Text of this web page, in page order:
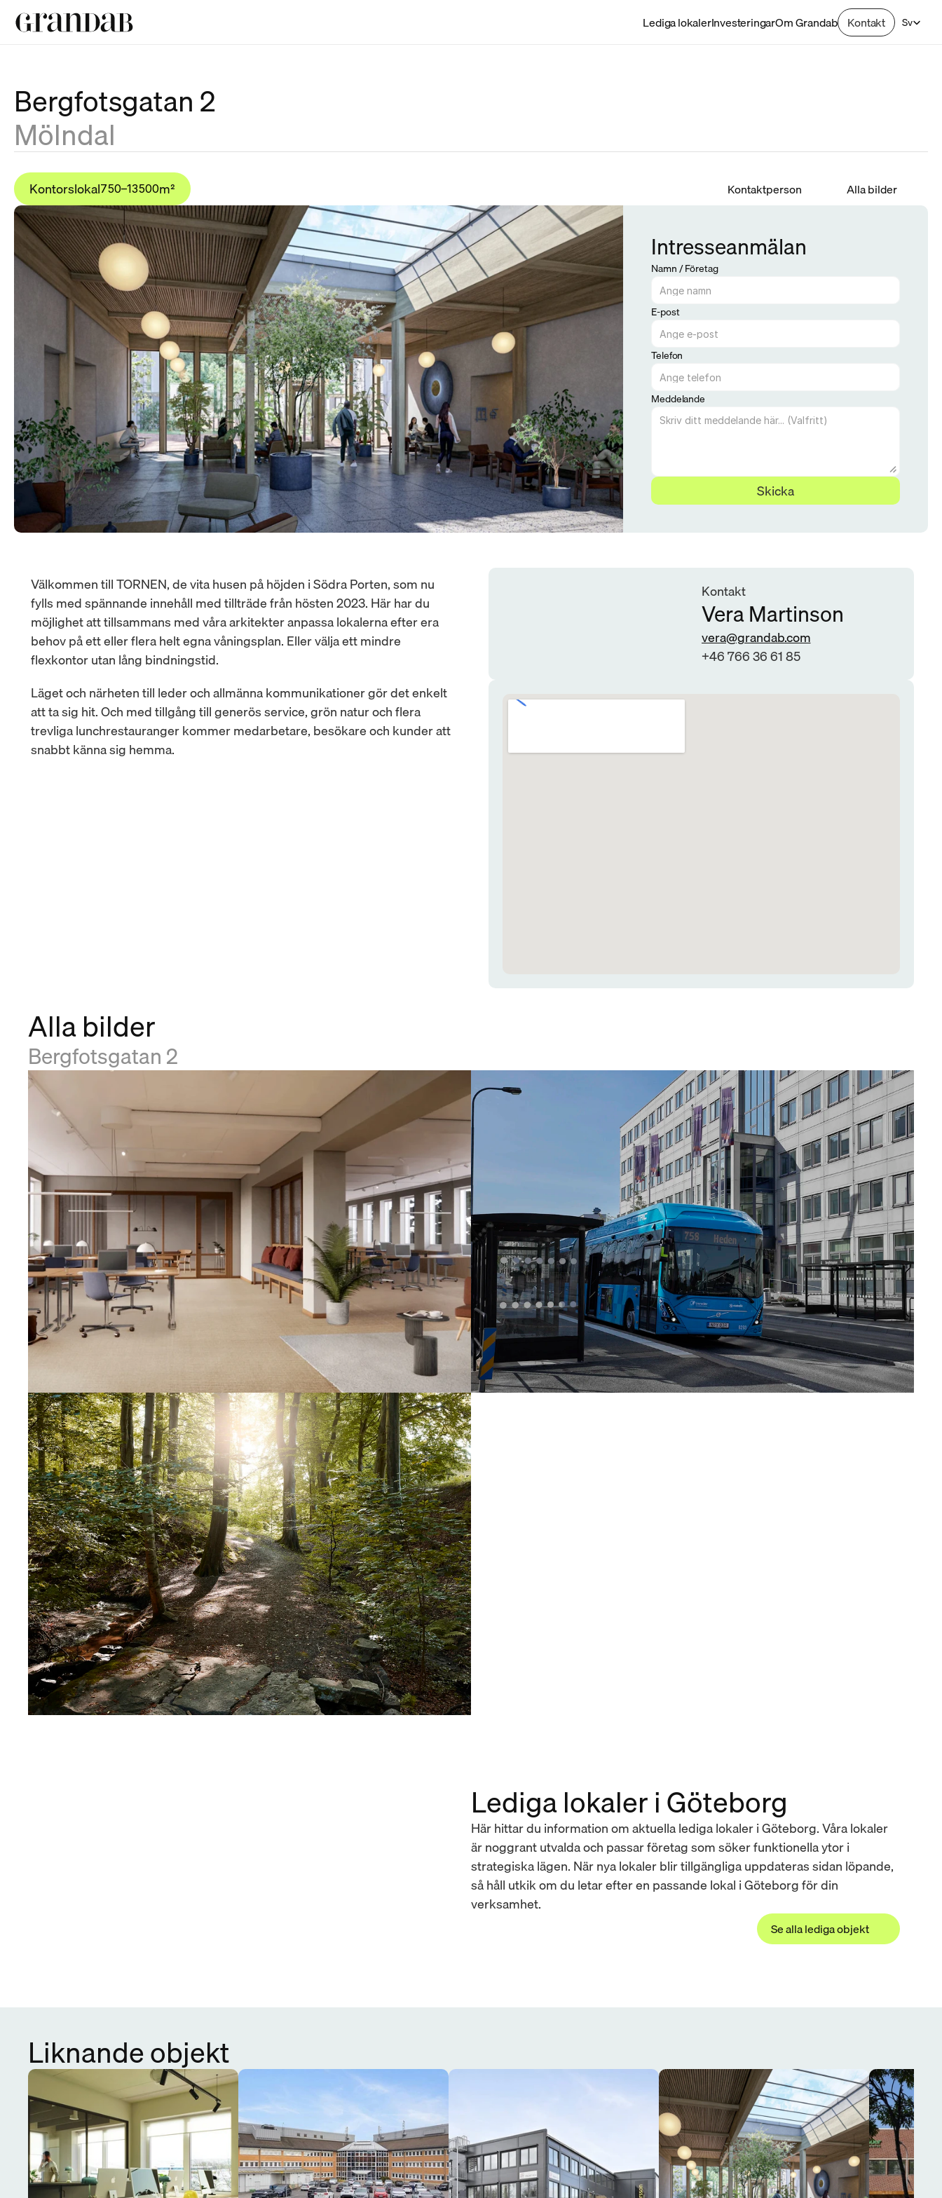
Lediga lokalerInvesteringarOm Grandab Kontakt Sv
Bergfotsgatan 2
Mölndal
Kontorslokal750–13500m² Kontaktperson Alla bilder
Intresseanmälan
Namn / Företag
E-post
Telefon
Meddelande
Skicka
Välkommen till TORNEN, de vita husen på höjden i Södra Porten, som nu
fylls med spännande innehåll med tillträde från hösten 2023. Här har du
möjlighet att tillsammans med våra arkitekter anpassa lokalerna efter era
behov på ett eller flera helt egna våningsplan. Eller välja ett mindre
flexkontor utan lång bindningstid.
Läget och närheten till leder och allmänna kommunikationer gör det enkelt
att ta sig hit. Och med tillgång till generös service, grön natur och flera
trevliga lunchrestauranger kommer medarbetare, besökare och kunder att
snabbt känna sig hemma.
Kontakt
Vera Martinson
vera@grandab.com
+46 766 36 61 85
Alla bilder
Bergfotsgatan 2
Lediga lokaler i Göteborg
Här hittar du information om aktuella lediga lokaler i Göteborg. Våra lokaler
är noggrant utvalda och passar företag som söker funktionella ytor i
strategiska lägen. När nya lokaler blir tillgängliga uppdateras sidan löpande,
så håll utkik om du letar efter en passande lokal i Göteborg för din
verksamhet.
Se alla lediga objekt
Liknande objekt